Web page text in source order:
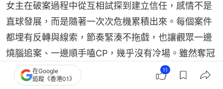
女主在破案過程中從互相試探到建立信任，感情不是
直球發展，而是隨著一次次危機累積出來。每個案件
都埋有反轉與線索，節奏緊湊不拖戲，也讓觀眾一邊
燒腦追案、一邊順手嗑CP，幾乎沒有冷場。雖然奪冠
令人意外，但這種「探案＋甜寵」的混搭感特別新
鮮，才成功在一票古裝甜劇中脫穎而出拿下冠軍。
在Google
追蹤《香港01》
11